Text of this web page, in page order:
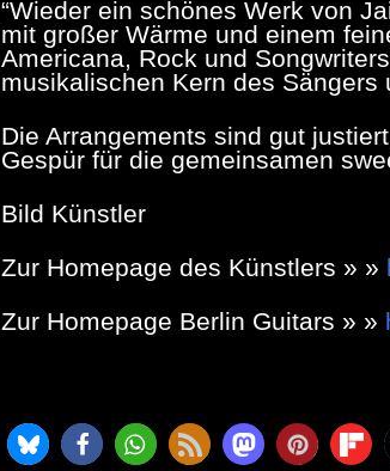
“Wieder ein schönes Werk von
mit großer Wärme und einem
Americana, Rock und
musikalischen Kern des
Die Arrangements sind gut
Gespür für die gemeinsamen
Bild Künstler
Zur Homepage des Künstlers » »
Zur Homepage Berlin Guitars » »